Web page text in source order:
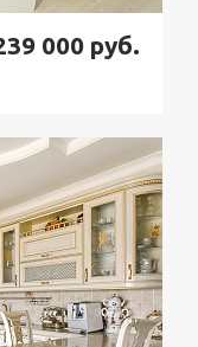
000 руб.
стоимость